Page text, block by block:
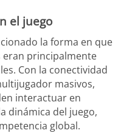
el juego
la forma en que
eran principalmente
Con la conectividad
masivos,
interactuar en
dinámica del juego,
global.